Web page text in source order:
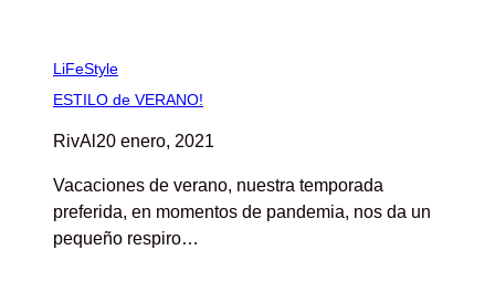
LiFeStyle
ESTILO de VERANO!
RivAl 20 enero, 2021
Vacaciones de verano, nuestra temporada
preferida, en momentos de pandemia, nos da un
pequeño respiro…